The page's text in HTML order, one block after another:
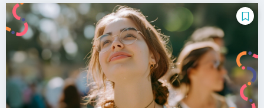
Hotel- und Tourismusmarketing
Hotelmarketing
Hotelökonom
Housekeeping Management
Revenue Management
Tourism Consulting
Tourismus Management